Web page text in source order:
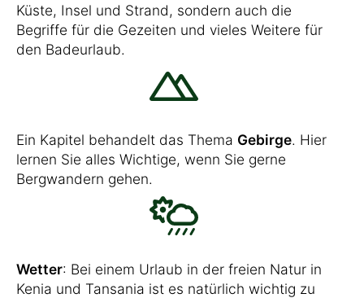
Küste, Insel und Strand, sondern auch die
Begriffe für die Gezeiten und vieles Weitere für
den Badeurlaub.
Ein Kapitel behandelt das Thema Gebirge. Hier
lernen Sie alles Wichtige, wenn Sie gerne
Bergwandern gehen.
Wetter: Bei einem Urlaub in der freien Natur in
Kenia und Tansania ist es natürlich wichtig zu